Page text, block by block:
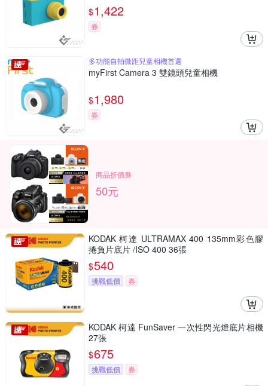
$1,422
券
多功能自拍微距兒童相機首選
myFirst Camera 3 雙鏡頭兒童相機
$1,980
券
商品折價券
50元
KODAK 柯達 ULTRAMAX 400 135mm彩色膠
捲負片底片 /ISO 400 36張
$540
挑戰低價 券
KODAK 柯達 FunSaver 一次性閃光燈底片相機
27張
$675
挑戰低價 券